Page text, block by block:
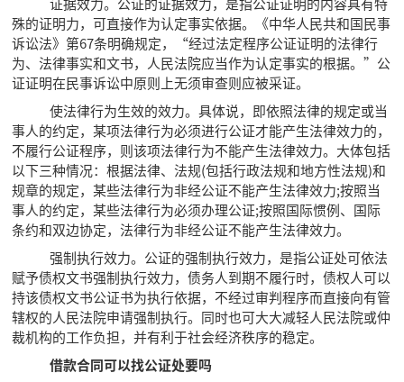
殊的证明力，可直接作为认定事实依据。《中华人民共和国民事
诉讼法》第67条明确规定，“经过法定程序公证证明的法律行
为、法律事实和文书，人民法院应当作为认定事实的根据。”公
证证明在民事诉讼中原则上无须审查则应被采证。
使法律行为生效的效力。具体说，即依照法律的规定或当
事人的约定，某项法律行为必须进行公证才能产生法律效力的，
不履行公证程序，则该项法律行为不能产生法律效力。大体包括
以下三种情况：根据法律、法规(包括行政法规和地方性法规)和
规章的规定，某些法律行为非经公证不能产生法律效力;按照当
事人的约定，某些法律行为必须办理公证;按照国际惯例、国际
条约和双边协定，法律行为非经公证不能产生法律效力。
强制执行效力。公证的强制执行效力，是指公证处可依法
赋予债权文书强制执行效力，债务人到期不履行时，债权人可以
持该债权文书公证书为执行依据，不经过审判程序而直接向有管
辖权的人民法院申请强制执行。同时也可大大减轻人民法院或仲
裁机构的工作负担，并有利于社会经济秩序的稳定。
借款合同可以找公证处要吗